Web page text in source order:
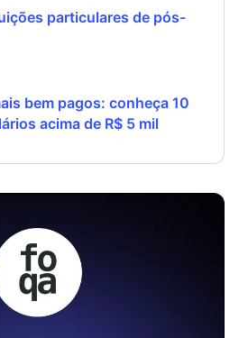
particulares de pós-
bem pagos: conheça 10
acima de R$ 5 mil